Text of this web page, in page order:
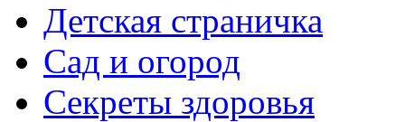
Детская страничка
Сад и огород
Секреты здоровья